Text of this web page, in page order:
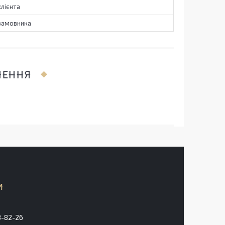
82-26